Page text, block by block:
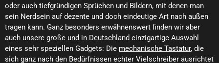
oder auch tiefgründigen Sprüchen und Bildern, mit denen man
sein Nerdsein auf dezente und doch eindeutige Art nach außen
tragen kann. Ganz besonders erwähnenswert finden wir aber
auch unsere große und in Deutschland einzigartige Auswahl
eines sehr speziellen Gadgets: Die mechanische Tastatur, die
sich ganz nach den Bedürfnissen echter Vielschreiber ausrichtet